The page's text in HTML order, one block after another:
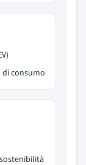
consumo